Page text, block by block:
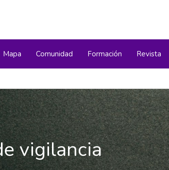
Mapa Comunidad Formación Revista
vigilancia